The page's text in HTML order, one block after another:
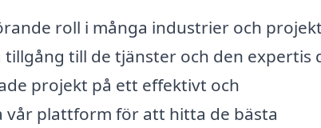
roll i många industrier och
till de tjänster och den expertis
projekt på ett effektivt och
vår plattform för att hitta de bästa